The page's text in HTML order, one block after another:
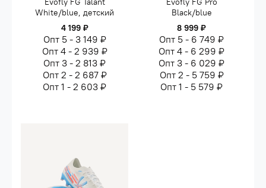
White/blue, детский
4 199 ₽
Опт 5 - 3 149 ₽
Опт 4 - 2 939 ₽
Опт 3 - 2 813 ₽
Опт 2 - 2 687 ₽
Опт 1 - 2 603 ₽
Black/blue
8 999 ₽
Опт 5 - 6 749 ₽
Опт 4 - 6 299 ₽
Опт 3 - 6 029 ₽
Опт 2 - 5 759 ₽
Опт 1 - 5 579 ₽